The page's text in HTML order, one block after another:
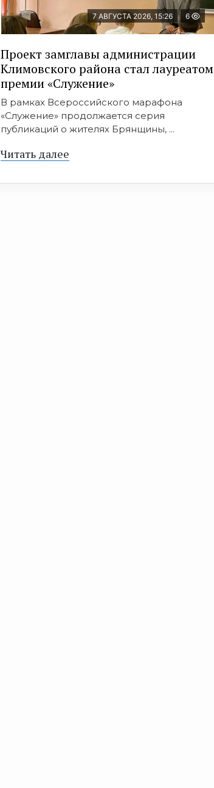
7 АВГУСТА 2026, 15:26 6
Проект замглавы администрации
Климовского района стал лауреатом
премии «Служение»
В рамках Всероссийского марафона
«Служение» продолжается серия
публикаций о жителях Брянщины, ...
Читать далее